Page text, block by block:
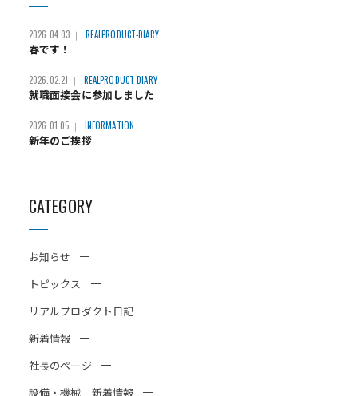
2026.04.03 REALPRODUCT-DIARY
春です！
2026.02.21 REALPRODUCT-DIARY
就職面接会に参加しました
2026.01.05 INFORMATION
新年のご挨拶
CATEGORY
お知らせ
トピックス
リアルプロダクト日記
新着情報
社長のページ
設備・機械 新着情報